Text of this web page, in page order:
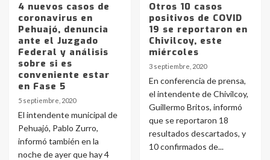
4 nuevos casos de
coronavirus en
Pehuajó, denuncia
ante el Juzgado
Federal y análisis
sobre si es
conveniente estar
en Fase 5
5 septiembre, 2020
El intendente municipal de
Pehuajó, Pablo Zurro,
informó también en la
noche de ayer que hay 4
Otros 10 casos
positivos de COVID
19 se reportaron en
Chivilcoy, este
miércoles
3 septiembre, 2020
En conferencia de prensa,
el intendente de Chivilcoy,
Guillermo Britos, informó
que se reportaron 18
resultados descartados, y
10 confirmados de...